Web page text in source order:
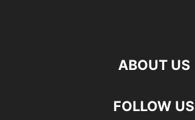
ABOUT US
FOLLOW US